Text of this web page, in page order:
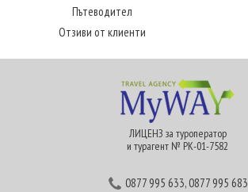
Пътеводител
Отзиви от клиенти
ЛИЦЕНЗ за туроператор
и турагент № РК-01-7582
0877 995 633,0877 995 683